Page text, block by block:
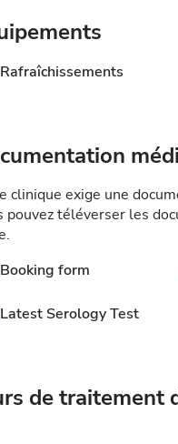
Rafraîchissements
clinique exige une
pouvez téléverser les
Booking form
Latest Serology Test
de traitement